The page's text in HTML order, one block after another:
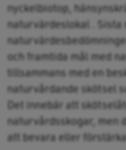
nyckelbiotop,
naturvärdeslokal . Sista
och framtida mål med
tillsammans med en
naturvårdande skötsel
Det innebär att
naturvårdsskogar, men
att bevara eller